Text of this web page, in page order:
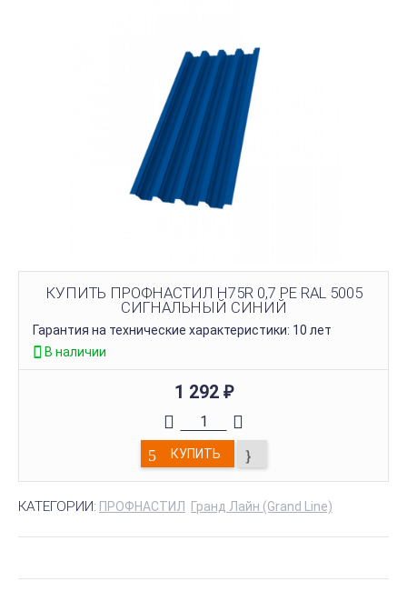
КУПИТЬ ПРОФНАСТИЛ Н75R 0,7 PE RAL 5005
СИГНАЛЬНЫЙ СИНИЙ
Гарантия на технические характеристики: 10 лет
В наличии
1 292 ₽
КУПИТЬ
КАТЕГОРИИ: ПРОФНАСТИЛ Гранд Лайн (Grand Line)